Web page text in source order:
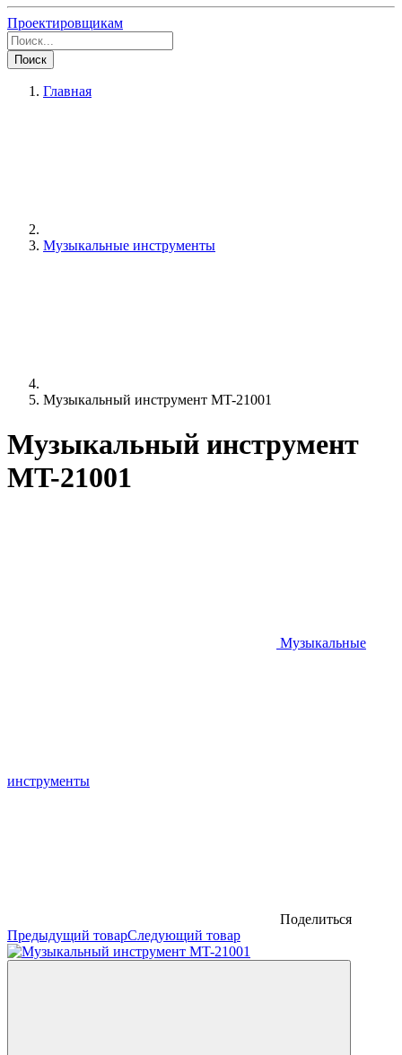
Проектировщикам
Поиск
Главная
Музыкальные инструменты
Музыкальный инструмент MT-21001
Музыкальный инструмент
MT-21001
Музыкальные
инструменты
Поделиться
Предыдущий товарСледующий товар